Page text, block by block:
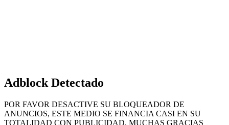
Adblock Detectado
POR FAVOR DESACTIVE SU BLOQUEADOR DE
ANUNCIOS, ESTE MEDIO SE FINANCIA CASI EN SU
TOTALIDAD CON PUBLICIDAD, MUCHAS GRACIAS